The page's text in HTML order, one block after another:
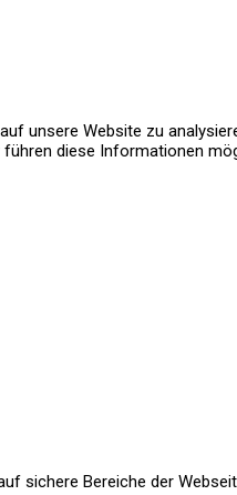
unsere Website zu
diese Informationen
sichere Bereiche der